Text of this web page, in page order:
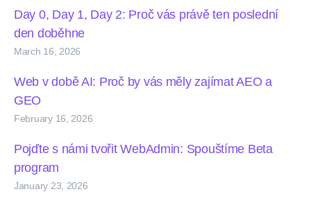
Day 0, Day 1, Day 2: Proč vás právě ten poslední
den doběhne
March 16, 2026
Web v době AI: Proč by vás měly zajímat AEO a
GEO
February 16, 2026
Pojďte s námi tvořit WebAdmin: Spouštíme Beta
program
January 23, 2026